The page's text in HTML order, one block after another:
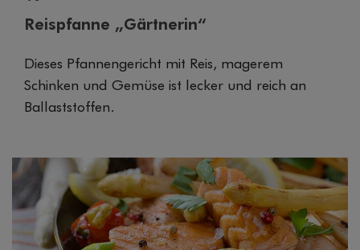
Reispfanne „Gärtnerin“
Dieses Pfannengericht mit Reis, magerem
Schinken und Gemüse ist lecker und reich an
Ballaststoffen.